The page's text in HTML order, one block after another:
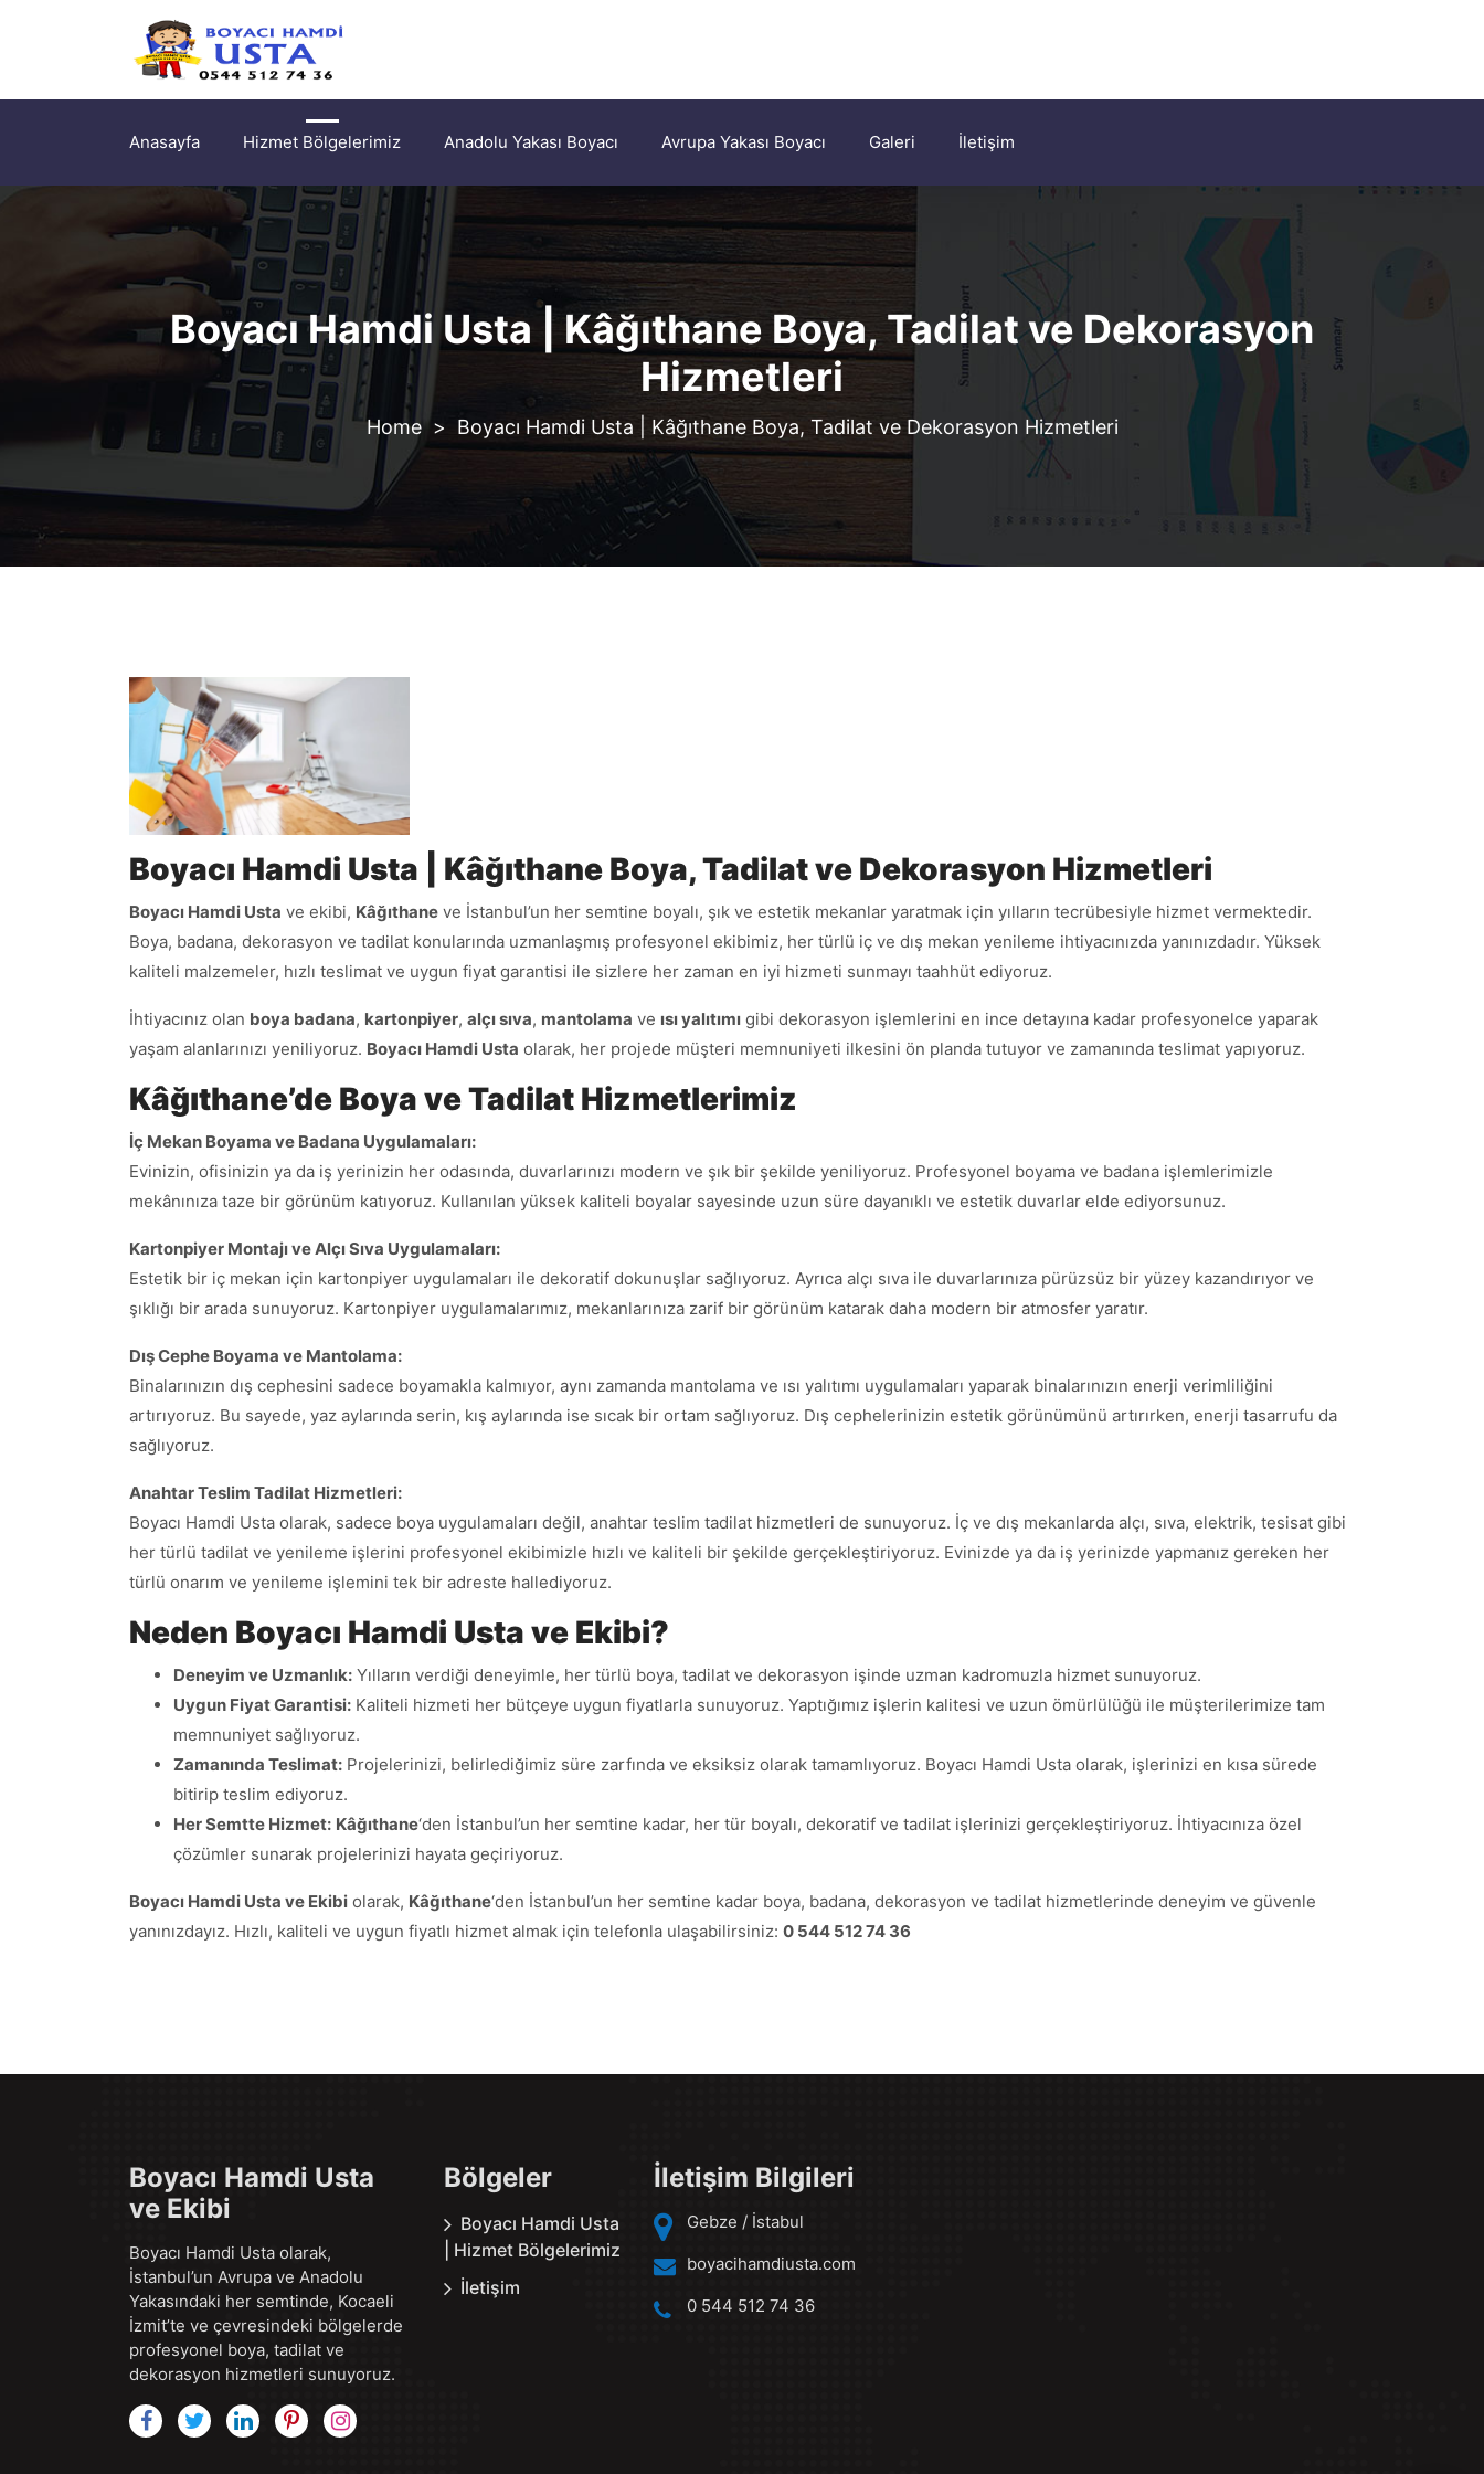
Anasayfa Hizmet Bölgelerimiz Anadolu Yakası Boyacı Avrupa Yakası Boyacı Galeri İletişim
Boyacı Hamdi Usta | Kâğıthane Boya, Tadilat ve Dekorasyon
Hizmetleri
> Boyacı Hamdi Usta | Kâğıthane Boya, Tadilat ve Dekorasyon Hizmetleri
Boyacı Hamdi Usta | Kâğıthane Boya, Tadilat ve Dekorasyon Hizmetleri
Boyacı Hamdi Usta ve ekibi, Kâğıthane ve İstanbul’un her semtine boyalı, şık ve estetik mekanlar yaratmak için yılların tecrübesiyle hizmet vermektedir.
Boya, badana, dekorasyon ve tadilat konularında uzmanlaşmış profesyonel ekibimiz, her türlü iç ve dış mekan yenileme ihtiyacınızda yanınızdadır. Yüksek
kaliteli malzemeler, hızlı teslimat ve uygun fiyat garantisi ile sizlere her zaman en iyi hizmeti sunmayı taahhüt ediyoruz.
İhtiyacınız olan boya badana, kartonpiyer, alçı sıva, mantolama ve ısı yalıtımı gibi dekorasyon işlemlerini en ince detayına kadar profesyonelce yaparak
yaşam alanlarınızı yeniliyoruz. Boyacı Hamdi Usta olarak, her projede müşteri memnuniyeti ilkesini ön planda tutuyor ve zamanında teslimat yapıyoruz.
Kâğıthane’de Boya ve Tadilat Hizmetlerimiz
İç Mekan Boyama ve Badana Uygulamaları:
Evinizin, ofisinizin ya da iş yerinizin her odasında, duvarlarınızı modern ve şık bir şekilde yeniliyoruz. Profesyonel boyama ve badana işlemlerimizle
mekânınıza taze bir görünüm katıyoruz. Kullanılan yüksek kaliteli boyalar sayesinde uzun süre dayanıklı ve estetik duvarlar elde ediyorsunuz.
Kartonpiyer Montajı ve Alçı Sıva Uygulamaları:
Estetik bir iç mekan için kartonpiyer uygulamaları ile dekoratif dokunuşlar sağlıyoruz. Ayrıca alçı sıva ile duvarlarınıza pürüzsüz bir yüzey kazandırıyor ve
şıklığı bir arada sunuyoruz. Kartonpiyer uygulamalarımız, mekanlarınıza zarif bir görünüm katarak daha modern bir atmosfer yaratır.
Dış Cephe Boyama ve Mantolama:
Binalarınızın dış cephesini sadece boyamakla kalmıyor, aynı zamanda mantolama ve ısı yalıtımı uygulamaları yaparak binalarınızın enerji verimliliğini
artırıyoruz. Bu sayede, yaz aylarında serin, kış aylarında ise sıcak bir ortam sağlıyoruz. Dış cephelerinizin estetik görünümünü artırırken, enerji tasarrufu da
sağlıyoruz.
Anahtar Teslim Tadilat Hizmetleri:
Boyacı Hamdi Usta olarak, sadece boya uygulamaları değil, anahtar teslim tadilat hizmetleri de sunuyoruz. İç ve dış mekanlarda alçı, sıva, elektrik, tesisat gibi
her türlü tadilat ve yenileme işlerini profesyonel ekibimizle hızlı ve kaliteli bir şekilde gerçekleştiriyoruz. Evinizde ya da iş yerinizde yapmanız gereken her
türlü onarım ve yenileme işlemini tek bir adreste hallediyoruz.
Neden Boyacı Hamdi Usta ve Ekibi?
Deneyim ve Uzmanlık: Yılların verdiği deneyimle, her türlü boya, tadilat ve dekorasyon işinde uzman kadromuzla hizmet sunuyoruz.
Uygun Fiyat Garantisi: Kaliteli hizmeti her bütçeye uygun fiyatlarla sunuyoruz. Yaptığımız işlerin kalitesi ve uzun ömürlülüğü ile müşterilerimize tam
memnuniyet sağlıyoruz.
Zamanında Teslimat: Projelerinizi, belirlediğimiz süre zarfında ve eksiksiz olarak tamamlıyoruz. Boyacı Hamdi Usta olarak, işlerinizi en kısa sürede
bitirip teslim ediyoruz.
Her Semtte Hizmet: Kâğıthane‘den İstanbul’un her semtine kadar, her tür boyalı, dekoratif ve tadilat işlerinizi gerçekleştiriyoruz. İhtiyacınıza özel
çözümler sunarak projelerinizi hayata geçiriyoruz.
Boyacı Hamdi Usta ve Ekibi olarak, Kâğıthane‘den İstanbul’un her semtine kadar boya, badana, dekorasyon ve tadilat hizmetlerinde deneyim ve güvenle
yanınızdayız. Hızlı, kaliteli ve uygun fiyatlı hizmet almak için telefonla ulaşabilirsiniz: 0 544 512 74 36
Boyacı Hamdi Usta
ve Ekibi
Boyacı Hamdi Usta olarak,
İstanbul’un Avrupa ve Anadolu
Yakasındaki her semtinde, Kocaeli
İzmit’te ve çevresindeki bölgelerde
profesyonel boya, tadilat ve
dekorasyon hizmetleri sunuyoruz.
Bölgeler
Boyacı Hamdi Usta
| Hizmet Bölgelerimiz
İletişim
İletişim Bilgileri
Gebze / İstabul
boyacihamdiusta.com
0 544 512 74 36